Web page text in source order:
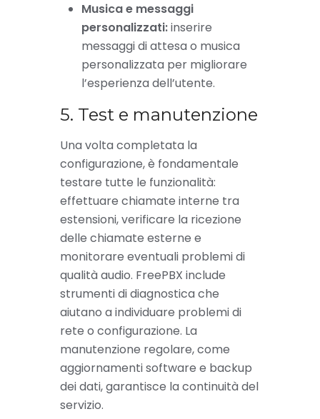
Musica e messaggi
personalizzati:inserire
messaggi di attesa o musica
personalizzata per migliorare
l’esperienza dell’utente.
5. Test e manutenzione
Una volta completata la
configurazione, è fondamentale
testare tutte le funzionalità:
effettuare chiamate interne tra
estensioni, verificare la ricezione
delle chiamate esterne e
monitorare eventuali problemi di
qualità audio. FreePBX include
strumenti di diagnostica che
aiutano a individuare problemi di
rete o configurazione. La
manutenzione regolare, come
aggiornamenti software e backup
dei dati, garantisce la continuità del
servizio.